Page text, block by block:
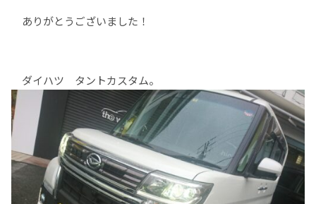
ありがとうございました！
ダイハツ タントカスタム。